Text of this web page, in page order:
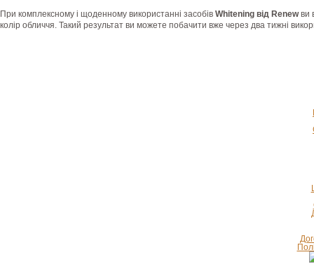
При комплексному і щоденному використанні засобів Whitening від Renewви
колір обличчя. Такий результат ви можете побачити вже через два тижні